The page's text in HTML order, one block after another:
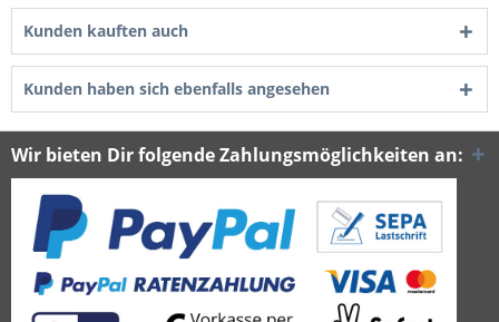
Kunden kauften auch
Kunden haben sich ebenfalls angesehen
Wir bieten Dir folgende Zahlungsmöglichkeiten an: